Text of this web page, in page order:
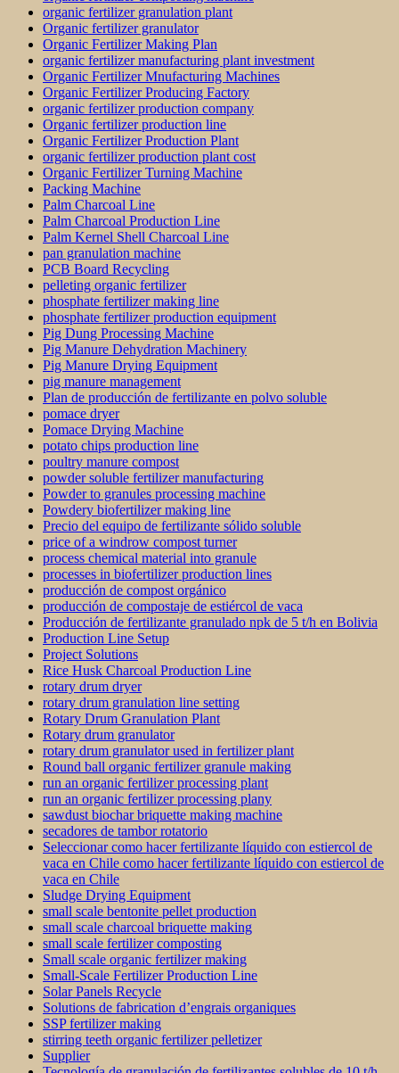
organic fertilizer granulation plant
Organic fertilizer granulator
Organic Fertilizer Making Plan
organic fertilizer manufacturing plant investment
Organic Fertilizer Mnufacturing Machines
Organic Fertilizer Producing Factory
organic fertilizer production company
Organic fertilizer production line
Organic Fertilizer Production Plant
organic fertilizer production plant cost
Organic Fertilizer Turning Machine
Packing Machine
Palm Charcoal Line
Palm Charcoal Production Line
Palm Kernel Shell Charcoal Line
pan granulation machine
PCB Board Recycling
pelleting organic fertilizer
phosphate fertilizer making line
phosphate fertilizer production equipment
Pig Dung Processing Machine
Pig Manure Dehydration Machinery
Pig Manure Drying Equipment
pig manure management
Plan de producción de fertilizante en polvo soluble
pomace dryer
Pomace Drying Machine
potato chips production line
poultry manure compost
powder soluble fertilizer manufacturing
Powder to granules processing machine
Powdery biofertilizer making line
Precio del equipo de fertilizante sólido soluble
price of a windrow compost turner
process chemical material into granule
processes in biofertilizer production lines
producción de compost orgánico
producción de compostaje de estiércol de vaca
Producción de fertilizante granulado npk de 5 t/h en Bolivia
Production Line Setup
Project Solutions
Rice Husk Charcoal Production Line
rotary drum dryer
rotary drum granulation line setting
Rotary Drum Granulation Plant
Rotary drum granulator
rotary drum granulator used in fertilizer plant
Round ball organic fertilizer granule making
run an organic fertilizer processing plant
run an organic fertilizer processing plany
sawdust biochar briquette making machine
secadores de tambor rotatorio
Seleccionar como hacer fertilizante líquido con estiercol de
vaca en Chile como hacer fertilizante líquido con estiercol de
vaca en Chile
Sludge Drying Equipment
small scale bentonite pellet production
small scale charcoal briquette making
small scale fertilizer composting
Small scale organic fertilizer making
Small-Scale Fertilizer Production Line
Solar Panels Recycle
Solutions de fabrication d’engrais organiques
SSP fertilizer making
stirring teeth organic fertilizer pelletizer
Supplier